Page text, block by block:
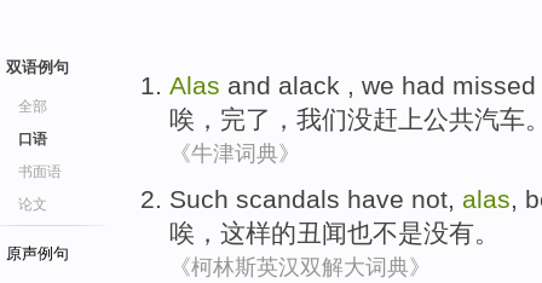
双语例句
全部
口语
书面语
论文
原声例句
Alas and alack , we had missed
唉 ， 完了 ， 我们没赶上公共汽车
《牛津词典》
Such scandals have not, alas,
唉 ， 这样的丑闻也不是没有。
《柯林斯英汉双解大词典》